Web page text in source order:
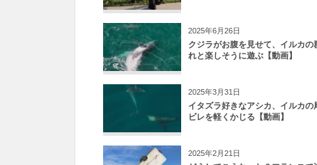
2025年6月26日
クジラがお腹を見せて、イルカの
れと楽しそうに遊ぶ【動画】
2025年3月31日
イタズラ好きなアシカ、イルカの
ビレを軽くかじる【動画】
2025年2月21日